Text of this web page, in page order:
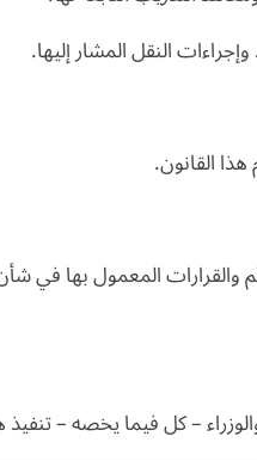
النقل المشار إليها.
القانون.
والقرارات المعمول بها في
– كل فيما يخصه – تنفيذ